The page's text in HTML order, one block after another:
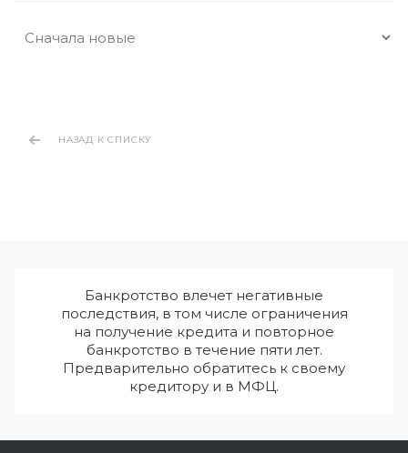
НАЗАД К СПИСКУ
Банкротство влечет негативные
последствия, в том числе ограничения
на получение кредита и повторное
банкротство в течение пяти лет.
Предварительно обратитесь к своему
кредитору и в МФЦ.